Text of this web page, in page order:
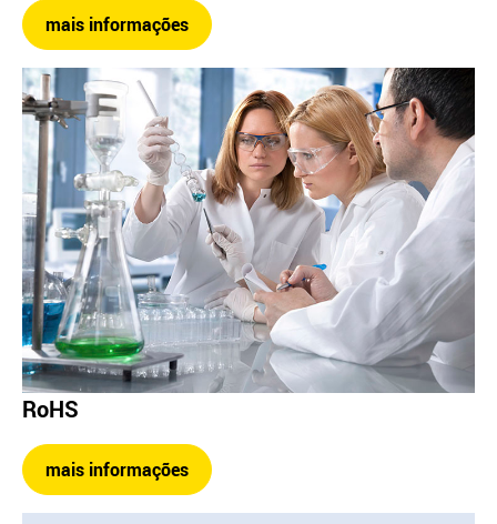
mais informações
RoHS
mais informações